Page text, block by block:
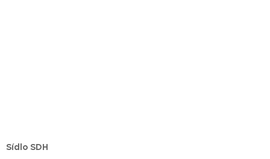
Sídlo SDH